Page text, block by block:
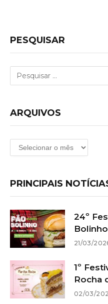
PESQUISAR
ARQUIVOS
Arquivos
PRINCIPAIS
24º
21/03/
1º
Rocha
02/03/